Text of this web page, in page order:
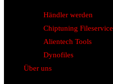
Händler werden
Chiptuning Fileservice
Alientech Tools
Dynofiles
Über uns